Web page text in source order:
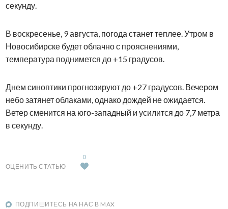
секунду.
В воскресенье, 9 августа, погода станет теплее. Утром в
Новосибирске будет облачно с прояснениями,
температура поднимется до +15 градусов.
Днем синоптики прогнозируют до +27 градусов. Вечером
небо затянет облаками, однако дождей не ожидается.
Ветер сменится на юго-западный и усилится до 7,7 метра
в секунду.
ОЦЕНИТЬ СТАТЬЮ
0
ПОДПИШИТЕСЬ НА НАС В MAX